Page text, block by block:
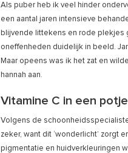
Als puber heb ik veel hinder
een aantal jaren intensieve
blijvende littekens en rode plekjes
oneffenheden duidelijk in beeld.
Maar opeens was ik het zat en
hannah aan.
Vitamine C in een potje
Volgens de
zeker, want dit ‘wonderlicht’ zorgt
pigmentatie en huidverkleuringen